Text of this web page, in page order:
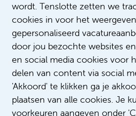
wordt. Tenslotte zetten we
cookies in voor het
gepersonaliseerd
door jou bezochte websites
en social media cookies voor
delen van content via social
'Akkoord' te klikken ga je
plaatsen van alle cookies. Je
voorkeuren aangeven onder
24 - 36 uur
Bekijk alle